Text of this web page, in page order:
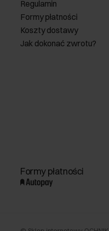
Regulamin
Formy płatności
Koszty dostawy
Jak dokonać zwrotu?
Formy płatności